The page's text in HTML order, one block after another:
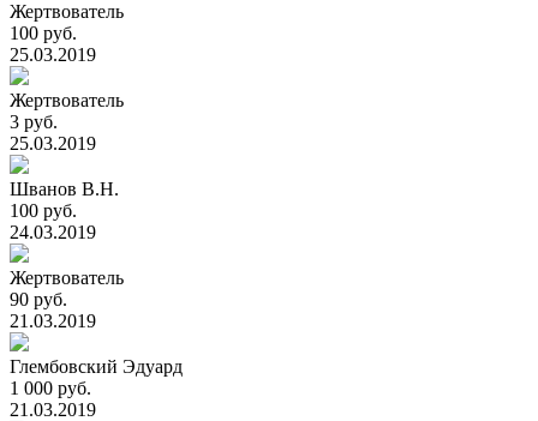
Жертвователь
100 руб.
25.03.2019
Жертвователь
3 руб.
25.03.2019
Шванов В.Н.
100 руб.
24.03.2019
Жертвователь
90 руб.
21.03.2019
Глембовский Эдуард
1 000 руб.
21.03.2019